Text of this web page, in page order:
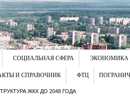
СОЦИАЛЬНАЯ СФЕРА ЭКОНОМИКА
И СПРАВОЧНИК ФТЦ
ЖКХ ДО 2048 ГОДА